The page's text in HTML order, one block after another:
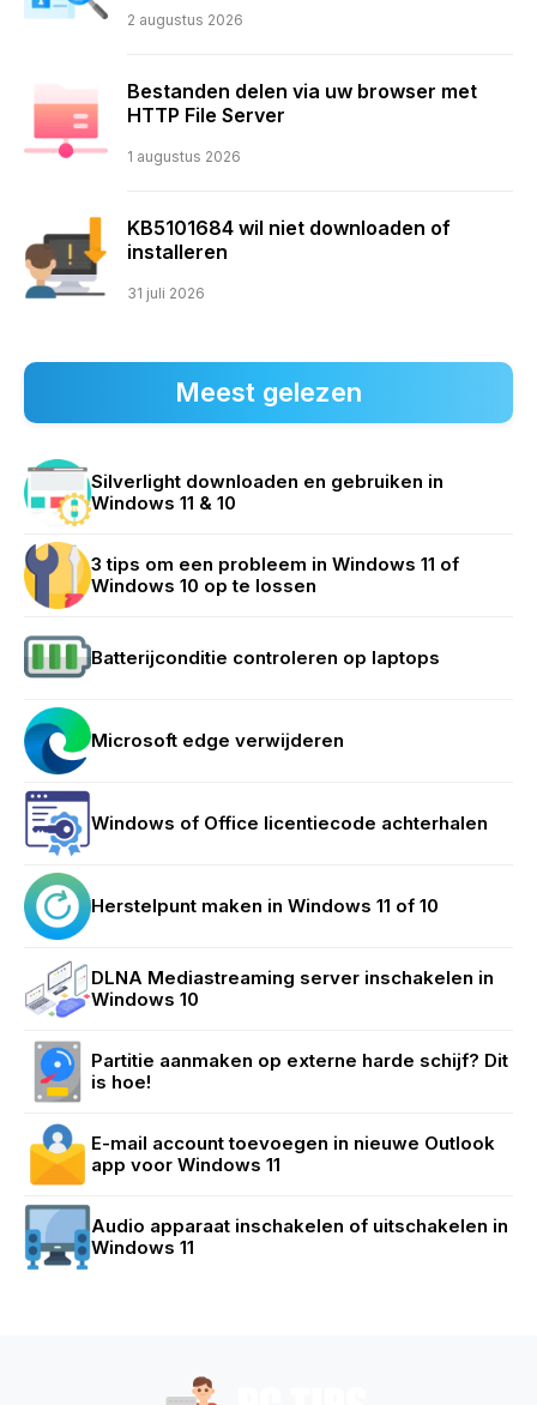
2 augustus 2026
Bestanden delen via uw browser met
HTTP File Server
1 augustus 2026
KB5101684 wil niet downloaden of
installeren
31 juli 2026
Meest gelezen
Silverlight downloaden en gebruiken in
Windows 11 & 10
3 tips om een probleem in Windows 11 of
Windows 10 op te lossen
Batterijconditie controleren op laptops
Microsoft edge verwijderen
Windows of Office licentiecode achterhalen
Herstelpunt maken in Windows 11 of 10
DLNA Mediastreaming server inschakelen in
Windows 10
Partitie aanmaken op externe harde schijf? Dit
is hoe!
E-mail account toevoegen in nieuwe Outlook
app voor Windows 11
Audio apparaat inschakelen of uitschakelen in
Windows 11